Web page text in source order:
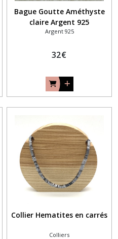
Bague Goutte Améthyste
claire Argent 925
Argent 925
32€
Collier Hematites en carrés
Colliers